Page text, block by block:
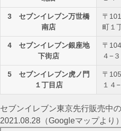
3 セブンイレブン万世橋
南店
〒
町１
4 セブンイレブン銀座地
下街店
〒
４−
5 セブンイレブン虎ノ門
１丁目店
〒
１４
セブンイレブン東京先行販売中
2021.08.28（Googleマップより）